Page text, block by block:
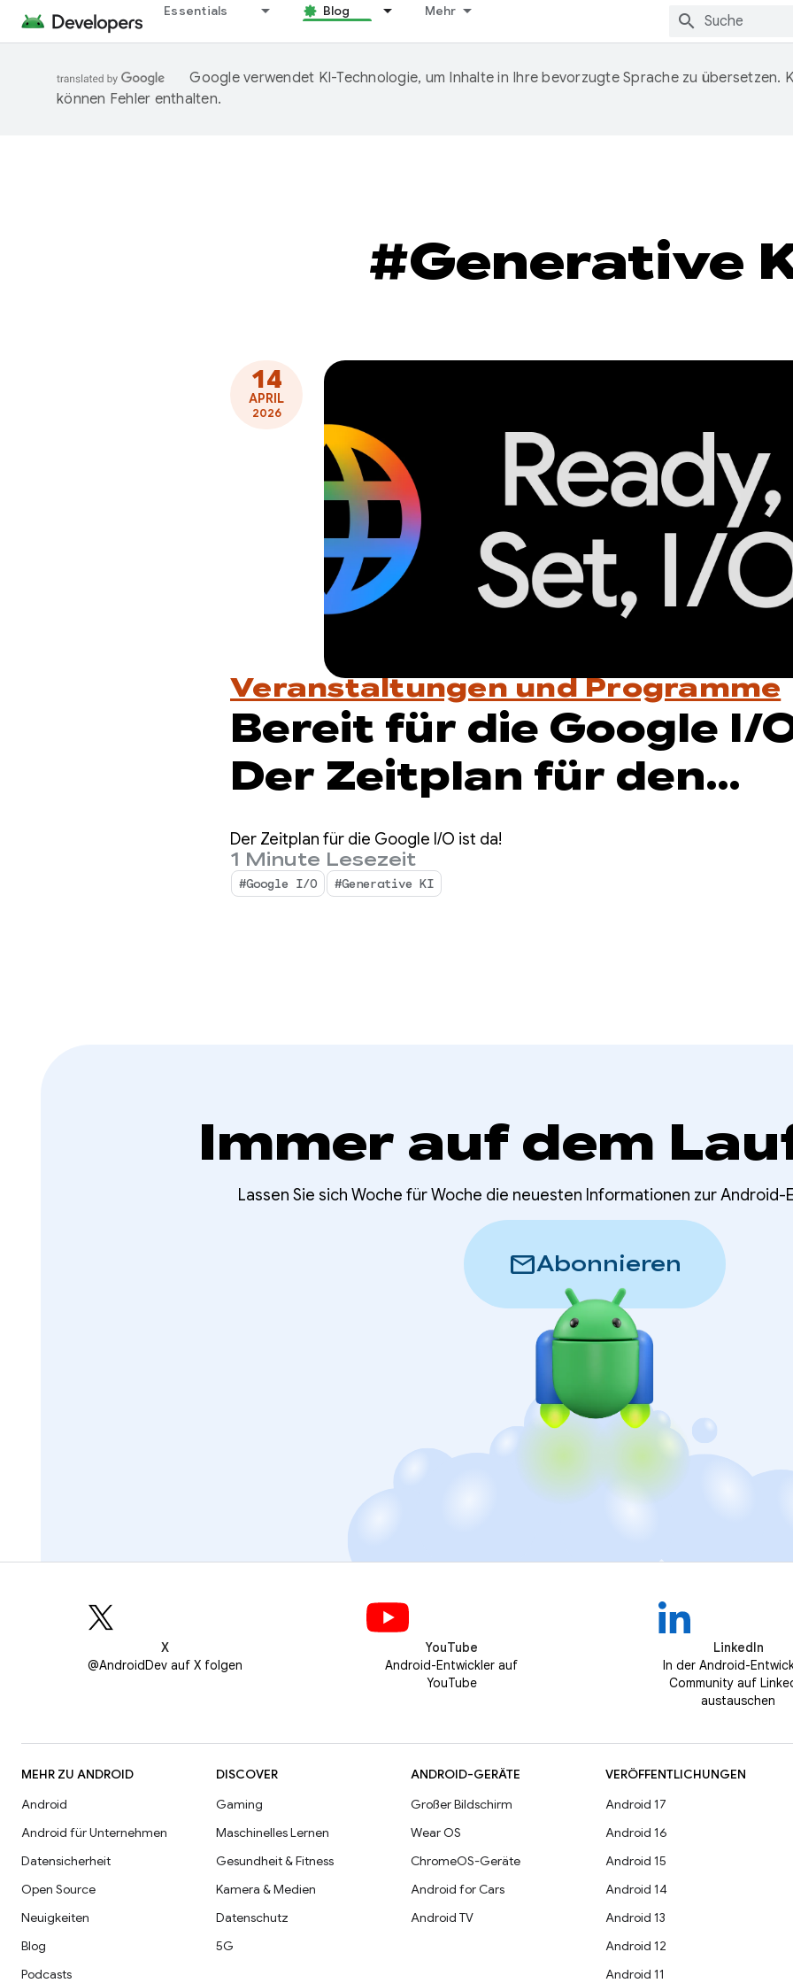
Essentials Blog Mehr
Google verwendet KI-Technologie, um Inhalte in Ihre bevorzugte Sprache zu übersetzen.
können Fehler enthalten.
#Generative
14
APRIL
2026
Veranstaltungen und Programme
Bereit für die Google I/
Der Zeitplan für den
Livestream ist da!
Der Zeitplan für die Google I/O ist da!
1 Minute Lesezeit
#Google I/O #Generative KI
Immer auf dem
Lassen Sie sich Woche für Woche die neuesten Informationen zur Android-
mailAbonnieren
X
@AndroidDev auf X folgen
YouTube
Android-Entwickler auf
YouTube
LinkedIn
In der Android-
Community auf
austauschen
MEHR ZU ANDROID
Android
Android für Unternehmen
Datensicherheit
Open Source
Neuigkeiten
Blog
Podcasts
DISCOVER
Gaming
Maschinelles Lernen
Gesundheit & Fitness
Kamera & Medien
Datenschutz
5G
ANDROID-GERÄTE
Großer Bildschirm
Wear OS
ChromeOS-Geräte
Android for Cars
Android TV
VERÖFFENTLICHUNGEN
Android 17
Android 16
Android 15
Android 14
Android 13
Android 12
Android 11